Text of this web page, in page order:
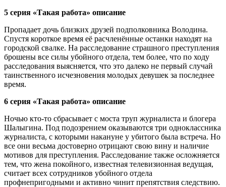
5 серия «Такая работа» описание
Пропадает дочь близких друзей подполковника Володина.
Спустя короткое время её расчленённые останки находят на
городской свалке. На расследование страшного преступления
брошены все силы убойного отдела, тем более, что по ходу
расследования выясняется, что это далеко не первый случай
таинственного исчезновения молодых девушек за последнее
время.
6 серия «Такая работа» описание
Ночью кто-то сбрасывает с моста труп журналиста и блогера
Шалыгина. Под подозрением оказываются три одноклассника
журналиста, с которыми накануне у убитого была встреча. Но
все они весьма достоверно отрицают свою вину и наличие
мотивов для преступления. Расследование также осложняется
тем, что жена покойного, известная телевизионная ведущая,
считает всех сотрудников убойного отдела
профнепригодными и активно чинит препятствия следствию.